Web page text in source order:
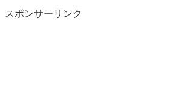
スポンサーリンク